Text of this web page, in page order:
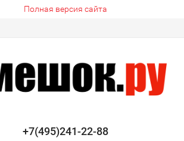
Полная версия сайта
+7(495)241-22-88